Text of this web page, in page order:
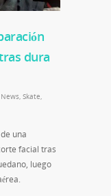
dura
News, Skate,
una
facial tras
luego